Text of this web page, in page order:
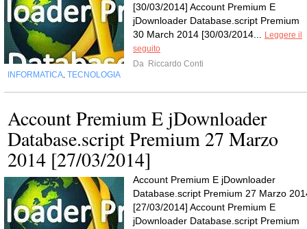
[30/03/2014] Account Premium E
jDownloader Database.script Premium
30 March 2014 [30/03/2014...
Leggere il
seguito
Da Riccardo Conti
INFORMATICA TECNOLOGIA
Account Premium E jDownloader
Database.script Premium 27 Marzo
2014 [27/03/2014]
Account Premium E jDownloader
Database.script Premium 27 Marzo
[27/03/2014] Account Premium E
jDownloader Database.script Premium